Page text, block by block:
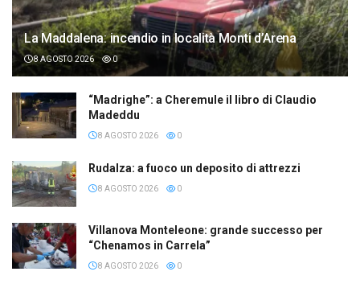
La Maddalena: incendio in località Monti d’Arena
8 AGOSTO 2026 0
“Madrighe”: a Cheremule il libro di Claudio
Madeddu
8 AGOSTO 2026 0
Rudalza: a fuoco un deposito di attrezzi
8 AGOSTO 2026 0
Villanova Monteleone: grande successo per
“Chenamos in Carrela”
8 AGOSTO 2026 0